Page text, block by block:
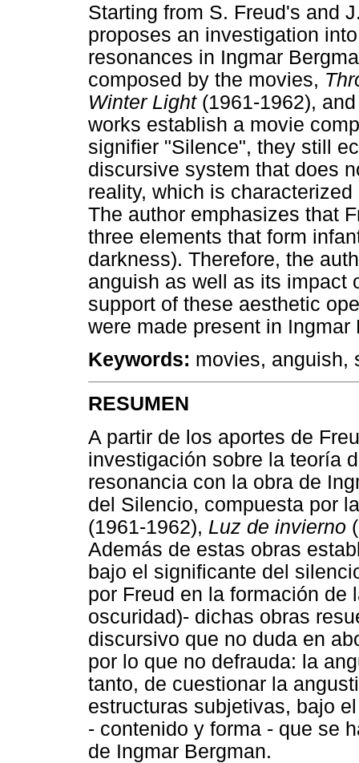
Starting from S. Freud's and
proposes an investigation
resonances in Ingmar
composed by the movies,
Winter Light (1961-1962),
works establish a movie
signifier "Silence", they still
discursive system that does
reality, which is
The author emphasizes that
three elements that form
darkness). Therefore, the
anguish as well as its impact
support of these aesthetic
were made present in
Keywords: movies, anguish,
RESUMEN
A partir de los aportes de
investigación sobre la teoría
resonancia con la obra de
del Silencio, compuesta por
(1961-1962), Luz de invierno
Además de estas obras
bajo el significante del
por Freud en la formación
oscuridad)- dichas obras
discursivo que no duda en
por lo que no defrauda: la
tanto, de cuestionar la
estructuras subjetivas, bajo
- contenido y forma - que se
de Ingmar Bergman.